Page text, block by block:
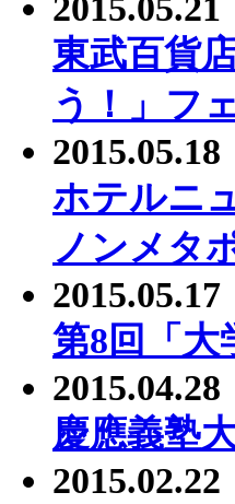
東武百貨
う！」フ
2015.05.18
ホテルニ
ノンメタ
2015.05.17
第8回「
2015.04.28
慶應義塾
2015.02.22